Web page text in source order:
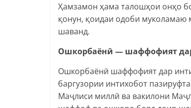
Ҳамзамон ҳама талошҳои онҳо
қонун, қоидаи одоби
шаванд.
Ошкорбаёнӣ — шаффофият
Ошкорбаёнӣ шаффофият дар
баргузории интихобот
Маҷлиси миллӣ ва вакилони